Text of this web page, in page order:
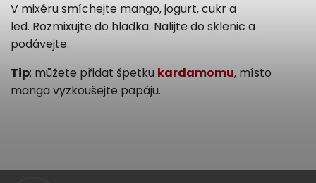
V mixéru smíchejte mango, jogurt, cukr a
led. Rozmixujte do hladka. Nalijte do sklenic a
podávejte.
Tip: můžete přidat špetku kardamomu, místo
manga vyzkoušejte papáju.